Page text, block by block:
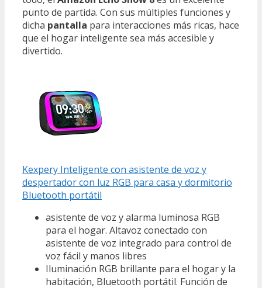
punto de partida. Con sus múltiples funciones y
dicha pantalla para interacciones más ricas, hace
que el hogar inteligente sea más accesible y
divertido.
Kexpery Inteligente con asistente de voz y
despertador con luz RGB para casa y dormitorio
Bluetooth portátil
asistente de voz y alarma luminosa RGB
para el hogar. Altavoz conectado con
asistente de voz integrado para control de
voz fácil y manos libres
Iluminación RGB brillante para el hogar y la
habitación, Bluetooth portátil. Función de